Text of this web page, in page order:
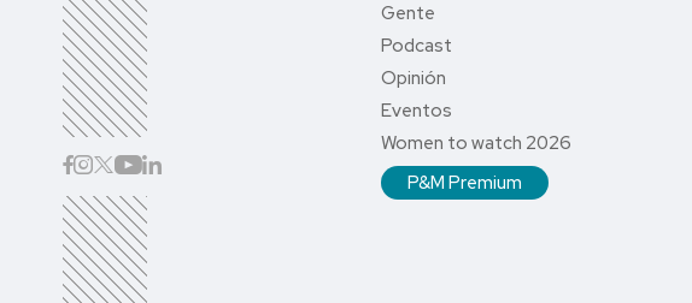
Gente
Podcast
Opinión
Eventos
Women to watch 2026
P&M Premium